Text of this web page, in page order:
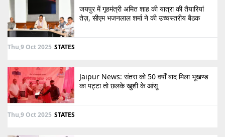
जयपुर में गृहमंत्री अमित शाह की यात्रा की तैयारियां
तेज़, सीएम भजनलाल शर्मा ने की उच्चस्तरीय बैठक
Thu,9 Oct 2025 STATES
Jaipur News: संतरा को 50 वर्षों बाद मिला भूखण्ड
का पट्टा तो छलके खुशी के आंसू
Thu,9 Oct 2025 STATES